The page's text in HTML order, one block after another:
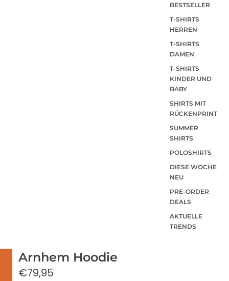
BESTSELLER
T-SHIRTS
HERREN
T-SHIRTS
DAMEN
T-SHIRTS
KINDER UND
BABY
SHIRTS MIT
RÜCKENPRINT
SUMMER
SHIRTS
POLOSHIRTS
DIESE WOCHE
NEU
PRE-ORDER
DEALS
AKTUELLE
TRENDS
Arnhem Hoodie
€79,95